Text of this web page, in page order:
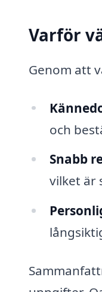
Varför
Genom att
och
Snabb
vilket är